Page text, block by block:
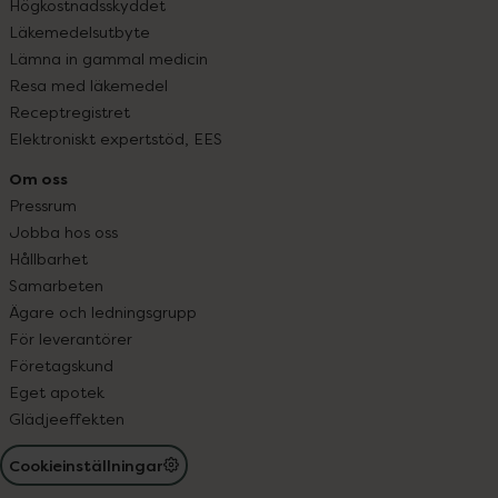
Högkostnadsskyddet
Läkemedelsutbyte
Lämna in gammal medicin
Resa med läkemedel
Receptregistret
Elektroniskt expertstöd, EES
Om oss
Pressrum
Jobba hos oss
Hållbarhet
Samarbeten
Ägare och ledningsgrupp
För leverantörer
Företagskund
Eget apotek
Glädjeeffekten
Cookieinställningar